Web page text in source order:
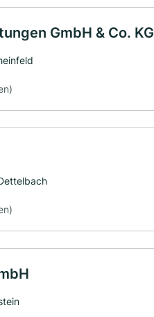
GmbH & Co. KG